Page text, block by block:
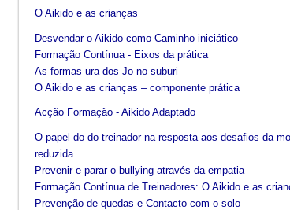
O Aikido e as crianças
Desvendar o Aikido como Caminho iniciático
Formação Contínua - Eixos da prática
As formas ura dos Jo no suburi
O Aikido e as crianças – componente prática
Acção Formação - Aikido Adaptado
O papel do do treinador na resposta aos desafios da
reduzida
Prevenir e parar o bullying através da empatia
Formação Contínua de Treinadores: O Aikido e as
Prevenção de quedas e Contacto com o solo